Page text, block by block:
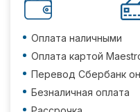
Оплата наличными
Оплата картой
Перевод Сбербанк
Безналичная оплата